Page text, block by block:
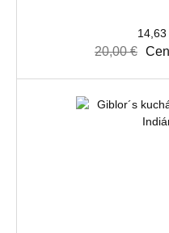
14,63
20,00 €